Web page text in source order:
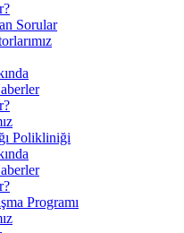
Sorular
Polikliniği
Programı